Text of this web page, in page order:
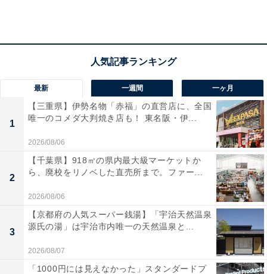
どこがケーキなのか気になりますね！
カップの底に近づくにつれて濃くなるチョコレート色の
グラデーションが美しい、今回の新作。一番下の濃い色
をしているのが、ダークモカとアールグレイシロップを
吸ったミルクスポンジです。ベースはアールグレイとダ
最新 一週間 一ヶ月
1
【三重県】伊勢名物「赤福」の直営店に、全国
唯一のコメダ大判焼き店も！ 東名阪・伊...
2026/08/06
2
【千葉県】918㎡の県内最大級マーケットか
ら、廃校をリノベした直売所まで。ファー...
2026/08/06
3
【京都府の人気スーパー銭湯】「宇治天然温泉
源氏の湯」は宇治市内唯一の天然温泉と...
2026/08/07
「1000円には見えなかった」スタンダードプ